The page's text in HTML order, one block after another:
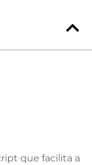
que facilita a